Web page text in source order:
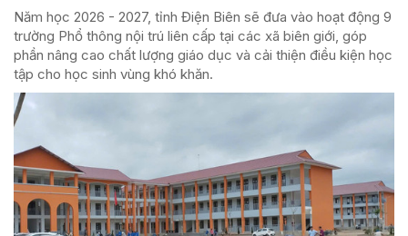
Năm học 2026 - 2027, tỉnh Điện Biên sẽ đưa vào hoạt động 9
trường Phổ thông nội trú liên cấp tại các xã biên giới, góp
phần nâng cao chất lượng giáo dục và cải thiện điều kiện học
tập cho học sinh vùng khó khăn.